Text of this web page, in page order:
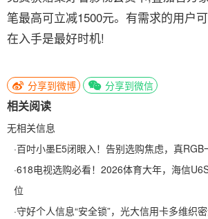
笔最高可立减1500元。有需求的用户
在入手是最好时机!
分享到微博 分享到微信
相关阅读
无相关信息
·百吋小墨E5闭眼入！告别选购焦虑，真RGB
·618电视选购必看！2026体育大年，海信
位
·守好个人信息“安全锁”，光大信用卡多维织